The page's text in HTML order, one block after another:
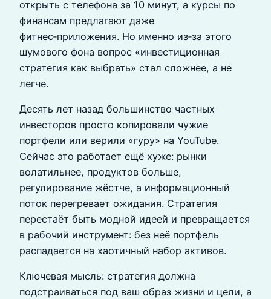
открыть с телефона за 10 минут, а курсы по
финансам предлагают даже
фитнес‑приложения. Но именно из‑за этого
шумового фона вопрос «инвестиционная
стратегия как выбрать» стал сложнее, а не
легче.
Десять лет назад большинство частных
инвесторов просто копировали чужие
портфели или верили «гуру» на YouTube.
Сейчас это работает ещё хуже: рынки
волатильнее, продуктов больше,
регулирование жёстче, а информационный
поток перегревает ожидания. Стратегия
перестаёт быть модной идеей и превращается
в рабочий инструмент: без неё портфель
распадается на хаотичный набор активов.
Ключевая мысль: стратегия должна
подстраиваться под ваш образ жизни и цели, а